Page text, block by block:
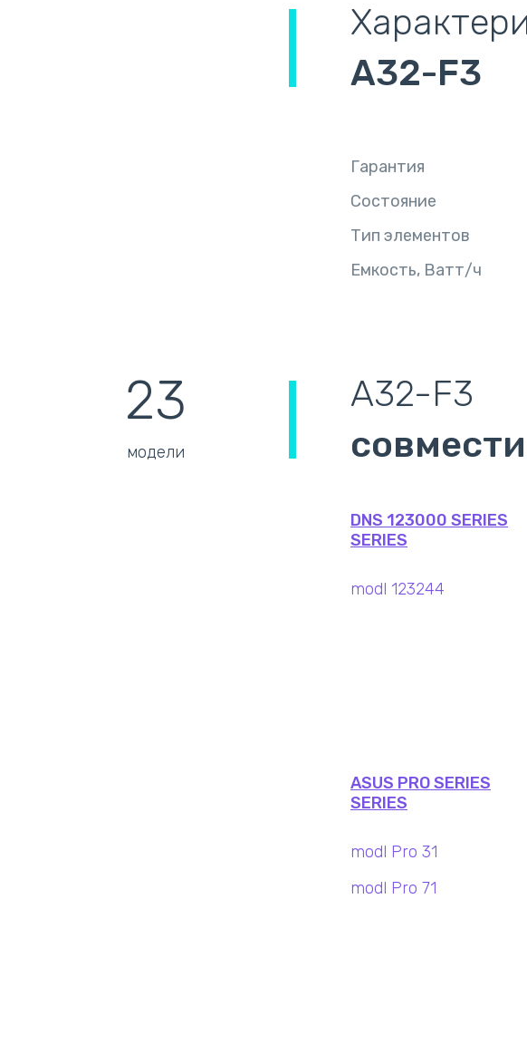
A32-F3
Гарантия
Состояние
Тип элементов
Емкость, Ватт/ч
23
модели
A32-F3
DNS 123000 SERIES
SERIES
modl 123244
ASUS PRO SERIES
SERIES
modl Pro 31
modl Pro 71